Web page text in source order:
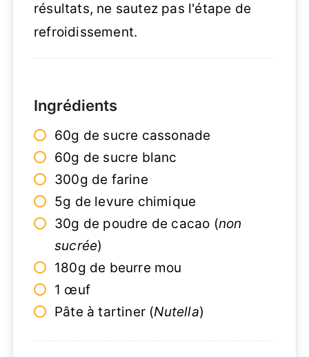
résultats, ne sautez pas l'étape de
refroidissement.
Ingrédients
60g de sucre cassonade
60g de sucre blanc
300g de farine
5g de levure chimique
30g de poudre de cacao (non
sucrée)
180g de beurre mou
1 œuf
Pâte à tartiner (Nutella)